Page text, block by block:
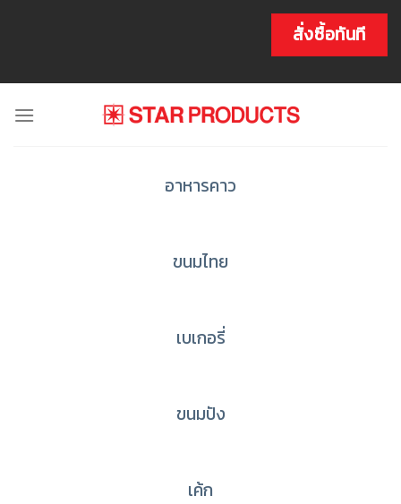
สั่งซื้อทันที
อาหารคาว
ขนมไทย
เบเกอรี่
ขนมปัง
เค้ก